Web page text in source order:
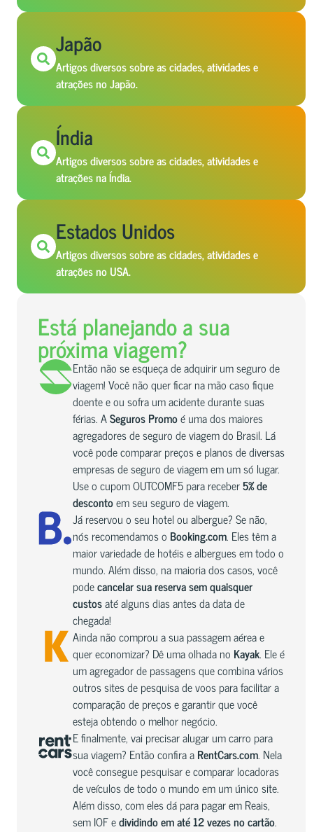
Japão
Artigos diversos sobre as cidades, atividades e
atrações no Japão.
Índia
Artigos diversos sobre as cidades, atividades e
atrações na Índia.
Estados Unidos
Artigos diversos sobre as cidades, atividades e
atrações no USA.
Está planejando a sua
próxima viagem?
Então não se esqueça de adquirir um seguro de
viagem! Você não quer ficar na mão caso fique
doente e ou sofra um acidente durante suas
férias. ASeguros Promoé uma dos maiores
agregadores de seguro de viagem do Brasil. Lá
você pode comparar preços e planos de diversas
empresas de seguro de viagem em um só lugar.
Use o cupom OUTCOMF5 para receber5% de
descontoem seu seguro de viagem.
Já reservou o seu hotel ou albergue? Se não,
nós recomendamos o Booking.com. Eles têm a
maior variedade de hotéis e albergues em todo o
mundo. Além disso, na maioria dos casos, você
podecancelar sua reserva sem quaisquer
custosaté alguns dias antes da data de
chegada!
Ainda não comprou a sua passagem aérea e
quer economizar? Dê uma olhada no Kayak. Ele é
um agregador de passagens que combina vários
outros sites de pesquisa de voos para facilitar a
comparação de preços e garantir que você
esteja obtendo o melhor negócio.
E finalmente, vai precisar alugar um carro para
sua viagem? Então confira aRentCars.com. Nela
você consegue pesquisar e comparar locadoras
de veículos de todo o mundo em um único site.
Além disso, com eles dá para pagar em Reais,
sem IOF edividindo em até 12 vezes no cartão.